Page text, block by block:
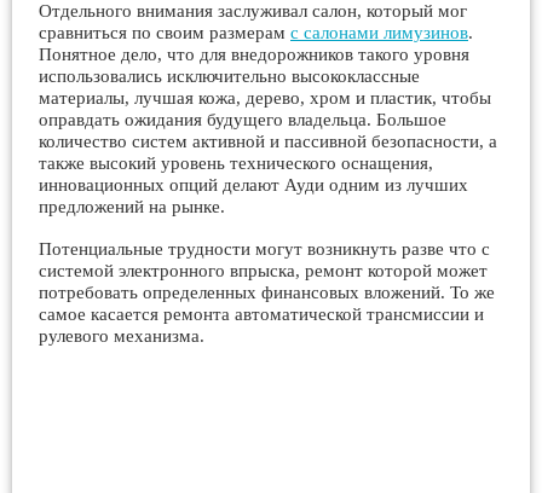
Отдельного внимания заслуживал салон, который мог
сравниться по своим размерам с салонами лимузинов.
Понятное дело, что для внедорожников такого уровня
использовались исключительно высококлассные
материалы, лучшая кожа, дерево, хром и пластик, чтобы
оправдать ожидания будущего владельца. Большое
количество систем активной и пассивной безопасности, а
также высокий уровень технического оснащения,
инновационных опций делают Ауди одним из лучших
предложений на рынке.
Потенциальные трудности могут возникнуть разве что с
системой электронного впрыска, ремонт которой может
потребовать определенных финансовых вложений. То же
самое касается ремонта автоматической трансмиссии и
рулевого механизма.